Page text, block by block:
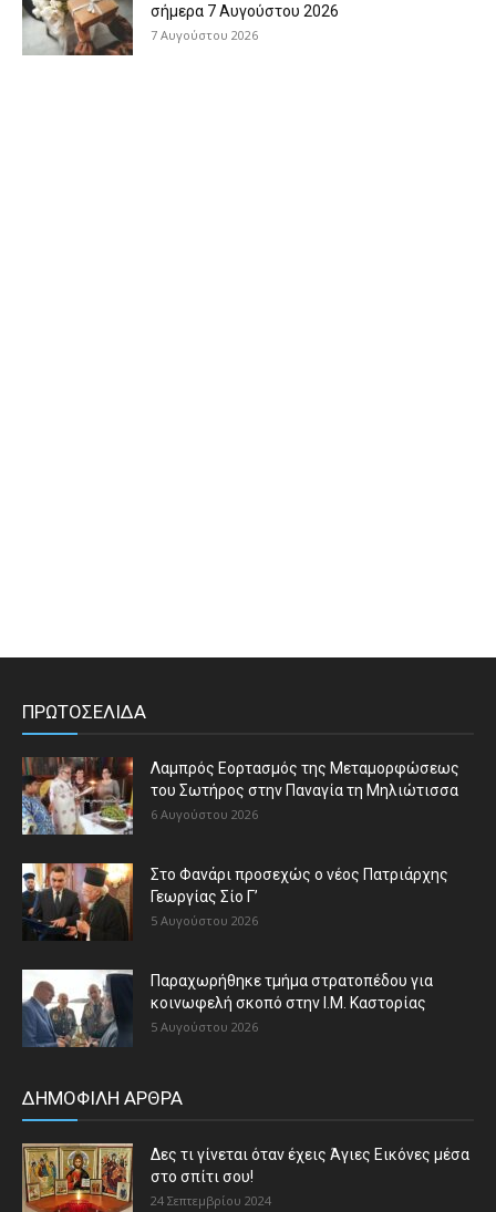
σήμερα 7 Αυγούστου 2026
7 Αυγούστου 2026
ΠΡΩΤΟΣΕΛΙΔΑ
Λαμπρός Εορτασμός της Μεταμορφώσεως
του Σωτήρος στην Παναγία τη Μηλιώτισσα
6 Αυγούστου 2026
Στο Φανάρι προσεχώς ο νέος Πατριάρχης
Γεωργίας Σίο Γ’
5 Αυγούστου 2026
Παραχωρήθηκε τμήμα στρατοπέδου για
κοινωφελή σκοπό στην Ι.Μ. Καστορίας
5 Αυγούστου 2026
ΔΗΜΟΦΙΛΗ ΑΡΘΡΑ
Δες τι γίνεται όταν έχεις Άγιες Εικόνες μέσα
στο σπίτι σου!
24 Σεπτεμβρίου 2024